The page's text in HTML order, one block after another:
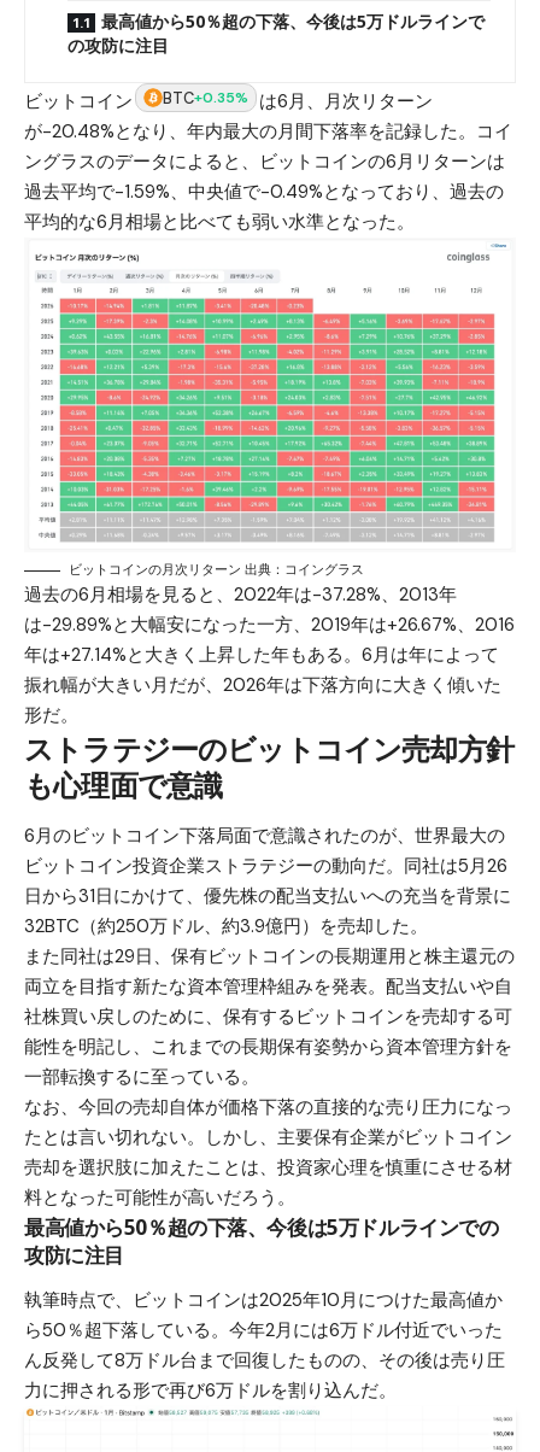
最高値から50％超の下落、今後は5万ドルラインで
の攻防に注目
ビットコイン BTC+0.35%
は6月、月次リターン
が-20.48%となり、年内最大の月間下落率を記録した。コイ
ングラスのデータによると、ビットコインの6月リターンは
過去平均で-1.59%、中央値で-0.49%となっており、過去の
平均的な6月相場と比べても弱い水準となった。
ビットコインの月次リターン 出典：コイングラス
過去の6月相場を見ると、2022年は-37.28%、2013年
は-29.89%と大幅安になった一方、2019年は+26.67%、2016
年は+27.14%と大きく上昇した年もある。6月は年によって
振れ幅が大きい月だが、2026年は下落方向に大きく傾いた
形だ。
ストラテジーのビットコイン売却方針
も心理面で意識
6月のビットコイン下落局面で意識されたのが、世界最大の
ビットコイン投資企業ストラテジーの動向だ。同社は5月26
日から31日にかけて、優先株の配当支払いへの充当を背景に
32BTC（約250万ドル、約3.9億円）を売却した。
また同社は29日、保有ビットコインの長期運用と株主還元の
両立を目指す新たな資本管理枠組みを発表。配当支払いや自
社株買い戻しのために、保有するビットコインを売却する可
能性を明記し、これまでの長期保有姿勢から資本管理方針を
一部転換するに至っている。
なお、今回の売却自体が価格下落の直接的な売り圧力になっ
たとは言い切れない。しかし、主要保有企業がビットコイン
売却を選択肢に加えたことは、投資家心理を慎重にさせる材
料となった可能性が高いだろう。
最高値から50％超の下落、今後は5万ドルラインでの
攻防に注目
執筆時点で、ビットコインは2025年10月につけた最高値か
ら50％超下落している。今年2月には6万ドル付近でいった
ん反発して8万ドル台まで回復したものの、その後は売り圧
力に押される形で再び6万ドルを割り込んだ。